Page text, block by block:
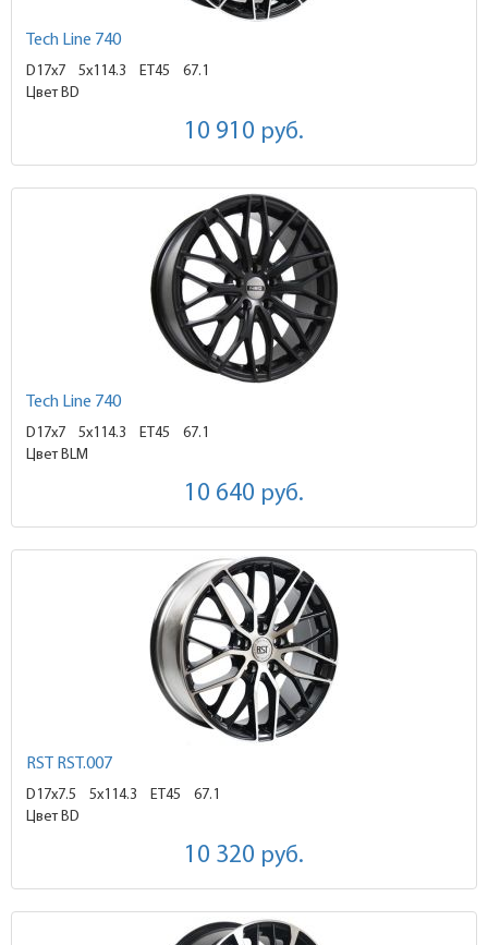
Tech Line 740
D17x7 5x114.3 ET45
67.1
Цвет BD
10 910 руб.
Tech Line 740
D17x7 5x114.3 ET45
67.1
Цвет BLM
10 640 руб.
RST RST.007
D17x7.5 5x114.3 ET45
67.1
Цвет BD
10 320 руб.